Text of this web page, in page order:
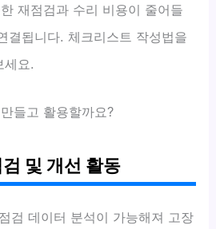
재점검과 수리 비용이 줄어들
결됩니다. 체크리스트 작성법을
세요.
들고 활용할까요?
및 개선 활동
검 데이터 분석이 가능해져 고장